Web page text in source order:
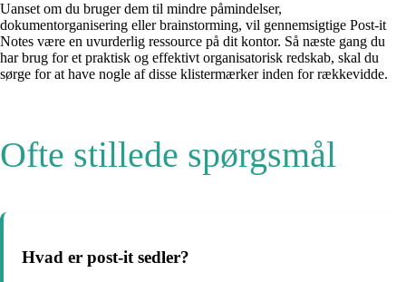
Uanset om du bruger dem til mindre påmindelser,
dokumentorganisering eller brainstorming, vil gennemsigtige Post-it
Notes være en uvurderlig ressource på dit kontor. Så næste gang du
har brug for et praktisk og effektivt organisatorisk redskab, skal du
sørge for at have nogle af disse klistermærker inden for rækkevidde.
Ofte stillede spørgsmål
Hvad er post-it sedler?